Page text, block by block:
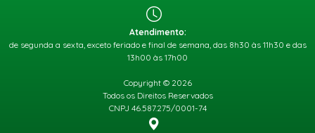
Atendimento:
de segunda a sexta, exceto feriado e final de semana, das 8h30 às 11h30 e das
13h00 às 17h00
Copyright © 2026
Todos os Direitos Reservados
CNPJ 46.587.275/0001-74